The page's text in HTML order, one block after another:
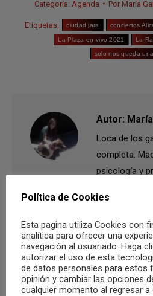
Categoría: Agenda Por María
Etiquetas: ciudad jara conciertos
La Plaza en vivo 2021 La
solo nos queda
Autor:
Loca de los
completa.
psicología y
música es la
proyectos y
festivalera, la
Política de Cookies
Esta pagina utiliza Cookies con
analítica para ofrecer una
navegación al usuariado. Haga
autorizar el uso de esta
de datos personales para estos
opinión y cambiar las opciones
cualquier momento al regresar a